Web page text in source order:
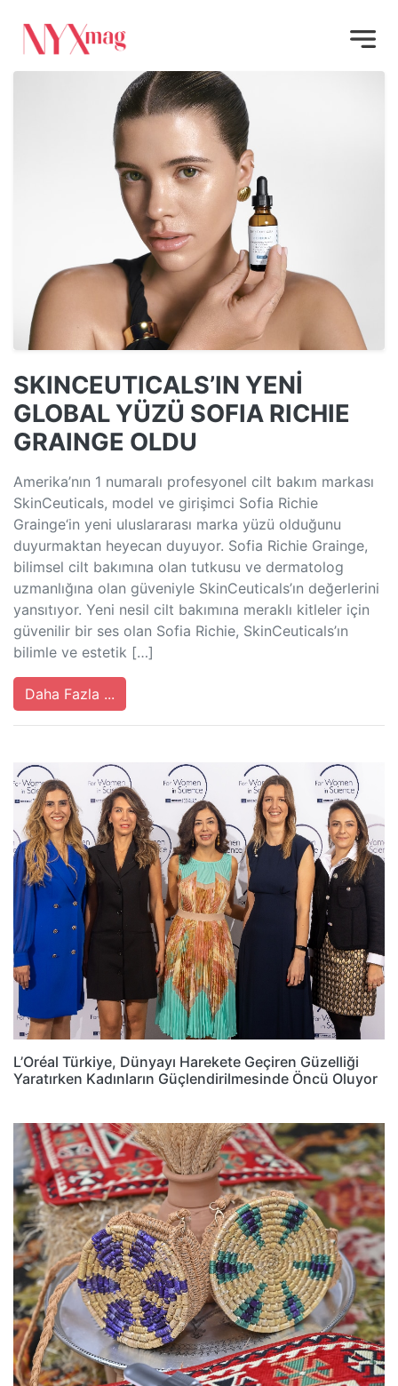
SKINCEUTICALS’IN YENİ
GLOBAL YÜZÜ SOFIA RICHIE
GRAINGE OLDU
Amerika’nın 1 numaralı profesyonel cilt bakım markası
SkinCeuticals, model ve girişimci Sofia Richie
Grainge‘in yeni uluslararası marka yüzü olduğunu
duyurmaktan heyecan duyuyor. Sofia Richie Grainge,
bilimsel cilt bakımına olan tutkusu ve dermatolog
uzmanlığına olan güveniyle SkinCeuticals’ın değerlerini
yansıtıyor. Yeni nesil cilt bakımına meraklı kitleler için
güvenilir bir ses olan Sofia Richie, SkinCeuticals’ın
bilimle ve estetik […]
Daha Fazla ...
L’Oréal Türkiye, Dünyayı Harekete Geçiren Güzelliği
Yaratırken Kadınların Güçlendirilmesinde Öncü Oluyor